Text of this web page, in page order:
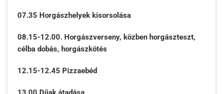
07.35 Horgászhelyek kisorsolása
08.15-12.00. Horgászverseny, közben horgászteszt,
célba dobás, horgászkötés
12.15-12.45 Pizzaebéd